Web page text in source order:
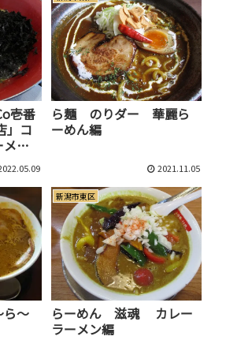
壱番
」コ
ン
ら麺 のりダー 華麗ら
ーめん編
2021.11.05
～
新潟市東区
らーめん 滋魂 カレー
ラーメン編